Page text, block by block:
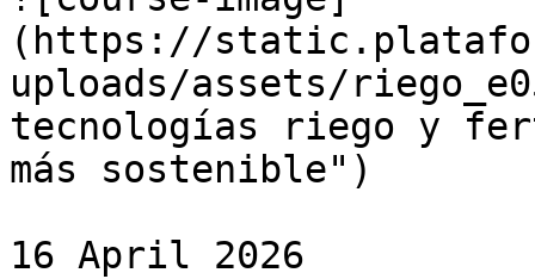
(https://
uploads/assets/
tecnologías riego y
más sostenible")
16 April 2026